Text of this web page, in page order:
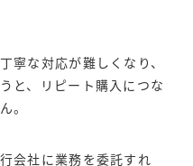
寧な対応が難しくなり、
と、リピート購入につな
。
会社に業務を委託すれ